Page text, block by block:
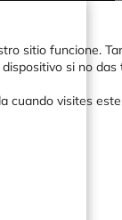
sitio funcione.
si no
cuando visites